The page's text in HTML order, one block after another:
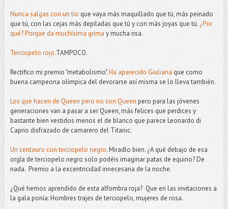
Nunca salgas con un tío que vaya más maquillado que tú, más peinado
que tú, con las cejas más depiladas que tú y con más joyas que tú. ¿Por
qué? Porque da muchísima grima y mucha risa.
Terciopelo rojo.TAMPOCO.
Rectifico mi premio "metabolismo".Ha aparecido Giuliana que como
buena campeona olímpica del devorarse así misma se lo lleva también.
Los que hacen de Queen pero no son Queen pero para las jóvenes
generaciones van a pasar a ser Queen, más felices que perdices y
bastante bien vestidos menos el de blanco que parece Leonardo di
Caprio disfrazado de camarero del Titanic.
Un centauro con terciopelo negro. Miradlo bien. ¿A qué debajo de esa
orgía de terciopelo negro solo podéis imaginar patas de equino? De
nada. Premio a la excentricidad innecesaria de la noche.
¿Qué hemos aprendido de esta alfombra roja? Que en las invitaciones a
la gala ponía: Hombres trajes de terciopelo, mujeres de rosa.